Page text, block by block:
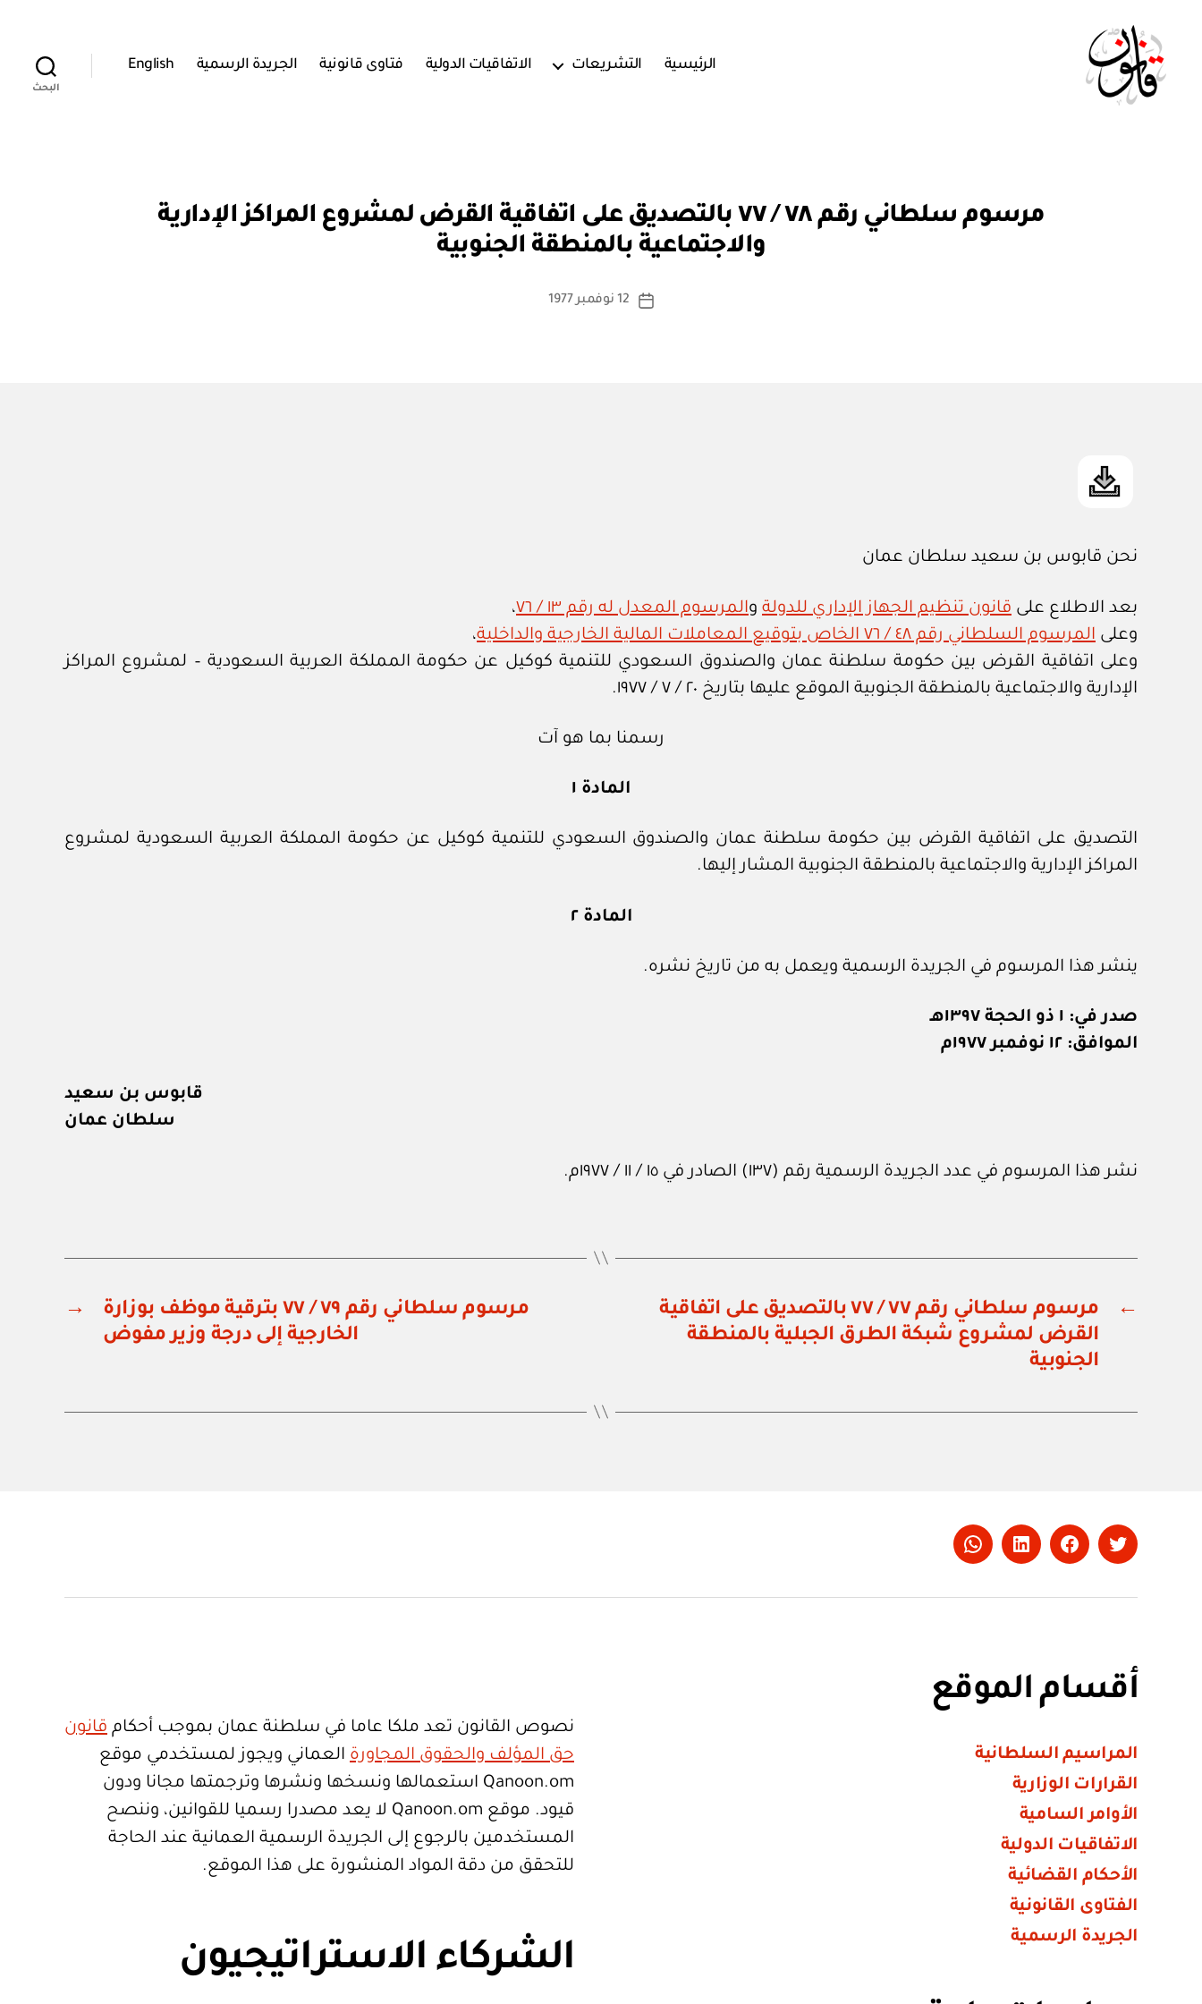
الرئيسية التشريعات الاتفاقيات الدولية فتاوى قانونية الجريدة الرسمية English
البحث
التصنيفاتم
مرسوم سلطاني رقم ٧٨ / ٧٧ بالتصديق على اتفاقية القرض لمشروع المراكز الإدارية
والاجتماعية بالمنطقة الجنوبية
كاتب
بو
ا
س
ة
تاريخ
12 نوفمبر 1977
نحن قابوس بن سعيد سلطان عمان
بعد الاطلاع على قانون تنظيم الجهاز الإداري للدولة والمرسوم المعدل له رقم ١٣ / ٧٦
،
وعلى المرسوم السلطاني رقم ٤٨ / ٧٦ الخاص بتوقيع المعاملات المالية الخارجية والداخلية
،
وعلى اتفاقية القرض بين حكومة سلطنة عمان والصندوق السعودي للتنمية كوكيل عن حكومة المملكة العربية السعودية – لمشروع المراكز
الإدارية والاجتماعية بالمنطقة الجنوبية الموقع عليها بتاريخ ٢٠ / ٧ / ١٩٧٧.
رسمنا بما هو آت
المادة ١
التصديق على اتفاقية القرض بين حكومة سلطنة عمان والصندوق السعودي للتنمية كوكيل عن حكومة المملكة العربية السعودية لمشروع
المراكز الإدارية والاجتماعية بالمنطقة الجنوبية المشار إليها.
المادة ٢
ينشر هذا المرسوم في الجريدة الرسمية ويعمل به من تاريخ نشره.
صدر في: ١ ذو الحجة ١٣٩٧هـ
الموافق: ١٢ نوفمبر ١٩٧٧م
قابوس بن سعيد
سلطان عمان
نشر هذا المرسوم في عدد الجريدة الرسمية رقم (١٣٧) الصادر في ١٥ / ١١ / ١٩٧٧م.
←
مرسوم سلطاني رقم ٧٧ / ٧٧ بالتصديق على اتفاقية
القرض لمشروع شبكة الطرق الجبلية بالمنطقة
الجنوبية
→
مرسوم سلطاني رقم ٧٩ / ٧٧ بترقية موظف بوزارة
الخارجية إلى درجة وزير مفوض
Twitter
Facebook
LinkedIn
Whatsapp
أقسام الموقع
المراسيم السلطانية
القرارات الوزارية
الأوامر السامية
الاتفاقيات الدولية
الأحكام القضائية
الفتاوى القانونية
الجريدة الرسمية
نصوص القانون تعد ملكا عاما في سلطنة عمان بموجب أحكام قانون
حق المؤلف والحقوق المجاورة العماني ويجوز لمستخدمي موقع
Qanoon.om استعمالها ونسخها ونشرها وترجمتها مجانا ودون
قيود. موقع Qanoon.om لا يعد مصدرا رسميا للقوانين، وننصح
المستخدمين بالرجوع إلى الجريدة الرسمية العمانية عند الحاجة
للتحقق من دقة المواد المنشورة على هذا الموقع.
الشركاء الاستراتيجيون